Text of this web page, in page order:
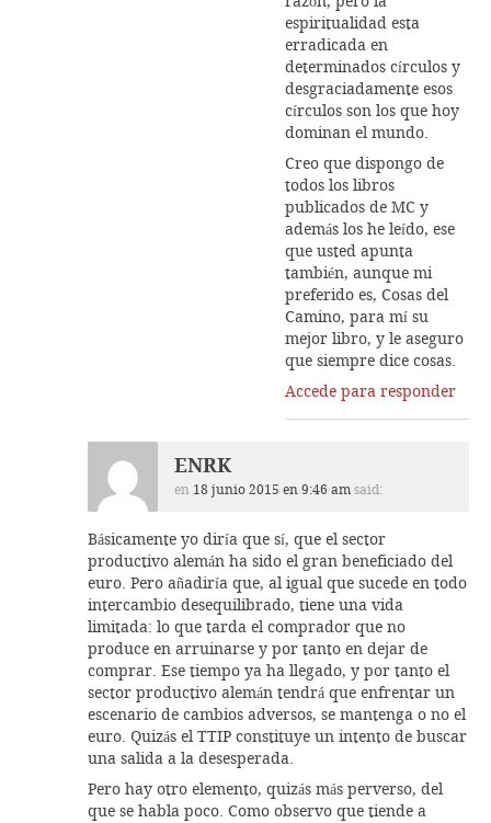
espiritualidad esta
erradicada en
determinados círculos y
desgraciadamente esos
círculos son los que hoy
dominan el mundo.
Creo que dispongo de
todos los libros
publicados de MC y
además los he leído, ese
que usted apunta
también, aunque mi
preferido es, Cosas del
Camino, para mí su
mejor libro, y le aseguro
que siempre dice cosas.
Accede para responder
ENRK
en 18 junio 2015 en 9:46 am said:
Básicamente yo diría que sí, que el sector
productivo alemán ha sido el gran beneficiado del
euro. Pero añadiría que, al igual que sucede en todo
intercambio desequilibrado, tiene una vida
limitada: lo que tarda el comprador que no
produce en arruinarse y por tanto en dejar de
comprar. Ese tiempo ya ha llegado, y por tanto el
sector productivo alemán tendrá que enfrentar un
escenario de cambios adversos, se mantenga o no el
euro. Quizás el TTIP constituye un intento de buscar
una salida a la desesperada.
Pero hay otro elemento, quizás más perverso, del
que se habla poco. Como observo que tiende a